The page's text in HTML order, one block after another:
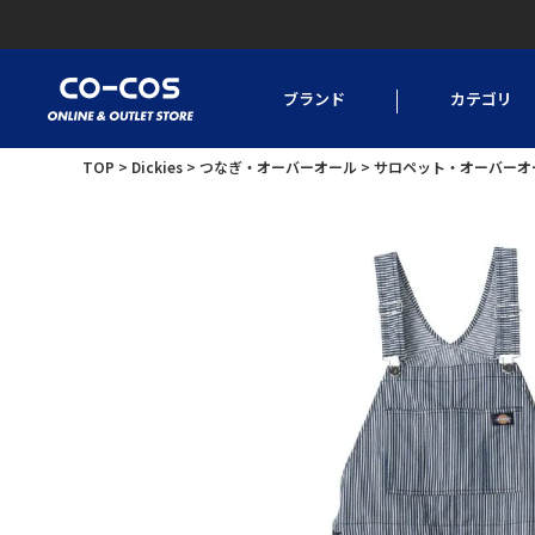
ブランド カテゴリ
TOP Dickies つなぎ・オーバーオール サロペット・オーバーオ